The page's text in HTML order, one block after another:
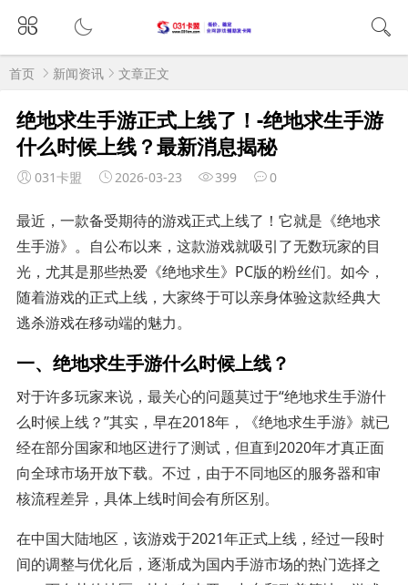
首页 新闻资讯 文章正文
绝地求生手游正式上线了！-绝地求生手游
什么时候上线？最新消息揭秘
031卡盟 2026-03-23 399 0
最近，一款备受期待的游戏正式上线了！它就是《绝地求
生手游》。自公布以来，这款游戏就吸引了无数玩家的目
光，尤其是那些热爱《绝地求生》PC版的粉丝们。如今，
随着游戏的正式上线，大家终于可以亲身体验这款经典大
逃杀游戏在移动端的魅力。
一、绝地求生手游什么时候上线？
对于许多玩家来说，最关心的问题莫过于“绝地求生手游什
么时候上线？”其实，早在2018年，《绝地求生手游》就已
经在部分国家和地区进行了测试，但直到2020年才真正面
向全球市场开放下载。不过，由于不同地区的服务器和审
核流程差异，具体上线时间会有所区别。
在中国大陆地区，该游戏于2021年正式上线，经过一段时
间的调整与优化后，逐渐成为国内手游市场的热门选择之